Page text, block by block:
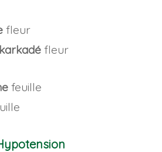
fleur
fleur
feuille